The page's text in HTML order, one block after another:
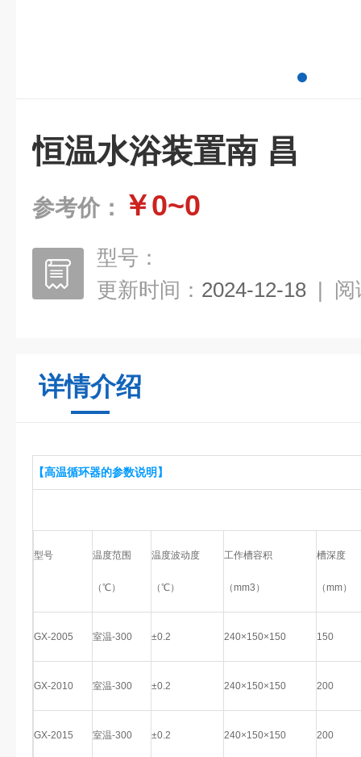
恒温水浴装置南 昌
参考价： ￥0~0
型号：
更新时间： 2024-12-18 | 阅
详情介绍
【高温循环器的参数说明】
型号 温度范围
（℃）
温度波动度
（℃）
工作槽容积
（mm3）
槽深度
（mm）
GX-2005 室温-300 ±0.2 240×150×150 150
GX-2010 室温-300 ±0.2 240×150×150 200
GX-2015 室温-300 ±0.2 240×150×150 200